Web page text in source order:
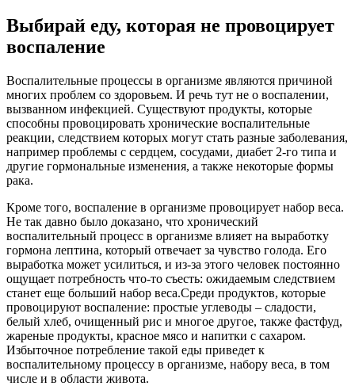
Выбирай еду, которая не провоцирует
воспаление
Воспалительные процессы в организме являются причиной
многих проблем со здоровьем. И речь тут не о воспалении,
вызванном инфекцией. Существуют продукты, которые
способны провоцировать хронические воспалительные
реакции, следствием которых могут стать разные заболевания,
например проблемы с сердцем, сосудами, диабет 2-го типа и
другие гормональные изменения, а также некоторые формы
рака.
Кроме того, воспаление в организме провоцирует набор веса.
Не так давно было доказано, что хронический
воспалительный процесс в организме влияет на выработку
гормона лептина, который отвечает за чувство голода. Его
выработка может усилиться, и из-за этого человек постоянно
ощущает потребность что-то съесть: ожидаемым следствием
станет еще больший набор веса.Среди продуктов, которые
провоцируют воспаление: простые углеводы – сладости,
белый хлеб, очищенный рис и многое другое, также фастфуд,
жареные продукты, красное мясо и напитки с сахаром.
Избыточное потребление такой еды приведет к
воспалительному процессу в организме, набору веса, в том
числе и в области живота.